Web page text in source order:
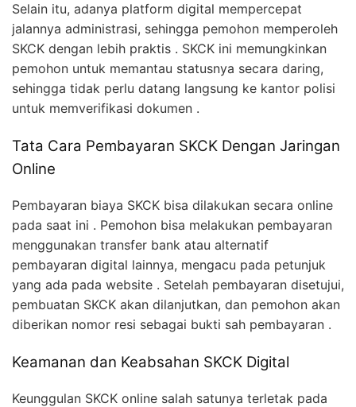
Selain itu, adanya platform digital mempercepat
jalannya administrasi, sehingga pemohon memperoleh
SKCK dengan lebih praktis . SKCK ini memungkinkan
pemohon untuk memantau statusnya secara daring,
sehingga tidak perlu datang langsung ke kantor polisi
untuk memverifikasi dokumen .
Tata Cara Pembayaran SKCK Dengan Jaringan
Online
Pembayaran biaya SKCK bisa dilakukan secara online
pada saat ini . Pemohon bisa melakukan pembayaran
menggunakan transfer bank atau alternatif
pembayaran digital lainnya, mengacu pada petunjuk
yang ada pada website . Setelah pembayaran disetujui,
pembuatan SKCK akan dilanjutkan, dan pemohon akan
diberikan nomor resi sebagai bukti sah pembayaran .
Keamanan dan Keabsahan SKCK Digital
Keunggulan SKCK online salah satunya terletak pada